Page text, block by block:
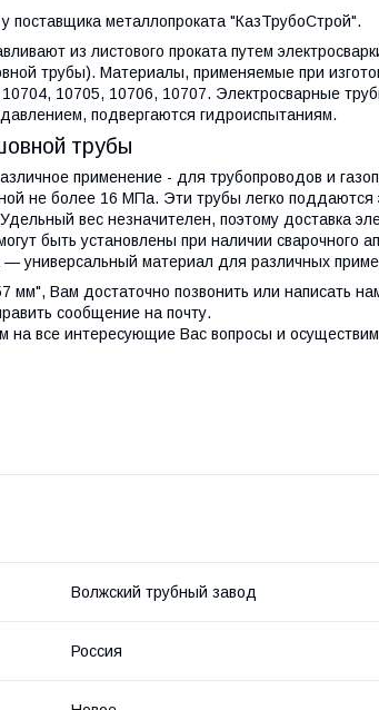
поставщика металлопроката "КазТрубоСтрой".
из листового проката путем
трубы). Материалы, применяемые при
10705, 10706, 10707. Электросварные
подвергаются гидроиспытаниям.
трубы
применение - для трубопроводов и
не более 16 МПа. Эти трубы легко поддаются
вес незначителен, поэтому доставка
быть установлены при наличии сварочного
— универсальный материал для различных
мм", Вам достаточно позвонить или написать
сообщение на почту.
все интересующие Вас вопросы и осуществим
Волжский трубный завод
Россия